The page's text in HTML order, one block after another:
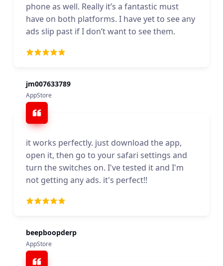
phone as well. Really it’s a fantastic must
have on both platforms. I have yet to see any
ads slip past if I don’t want to see them.
jm007633789
AppStore
it works perfectly. just download the app,
open it, then go to your safari settings and
turn the switches on. I've tested it and I'm
not getting any ads. it's perfect!!
beepboopderp
AppStore